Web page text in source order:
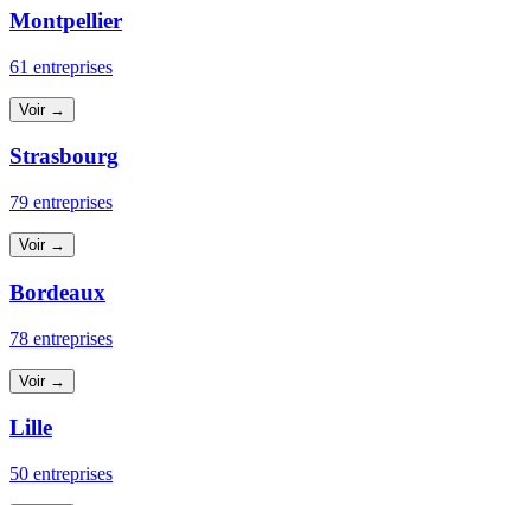
Montpellier
61 entreprises
Voir →
Strasbourg
79 entreprises
Voir →
Bordeaux
78 entreprises
Voir →
Lille
50 entreprises